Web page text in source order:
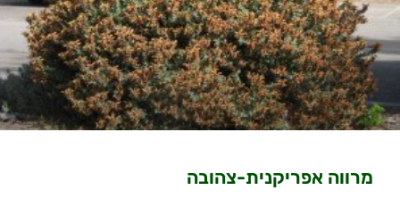
מרווה אפריקנית-צהובה